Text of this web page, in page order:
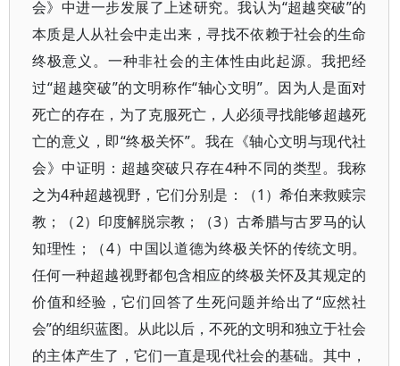
会》中进一步发展了上述研究。我认为“超越突破”的
本质是人从社会中走出来，寻找不依赖于社会的生命
终极意义。一种非社会的主体性由此起源。我把经
过“超越突破”的文明称作“轴心文明”。因为人是面对
死亡的存在，为了克服死亡，人必须寻找能够超越死
亡的意义，即“终极关怀”。我在《轴心文明与现代社
会》中证明：超越突破只存在4种不同的类型。我称
之为4种超越视野，它们分别是：（1）希伯来救赎宗
教；（2）印度解脱宗教；（3）古希腊与古罗马的认
知理性；（4）中国以道德为终极关怀的传统文明。
任何一种超越视野都包含相应的终极关怀及其规定的
价值和经验，它们回答了生死问题并给出了“应然社
会”的组织蓝图。从此以后，不死的文明和独立于社会
的主体产生了，它们一直是现代社会的基础。其中，